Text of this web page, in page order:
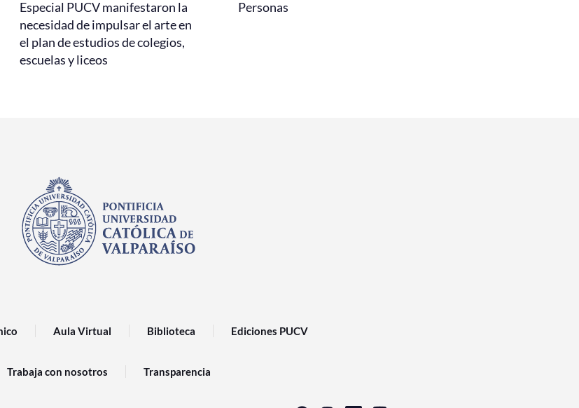
Especial PUCV manifestaron la
necesidad de impulsar el arte en
el plan de estudios de colegios,
escuelas y liceos
Personas
Aula Virtual Biblioteca Ediciones PUCV
Trabaja con nosotros Transparencia